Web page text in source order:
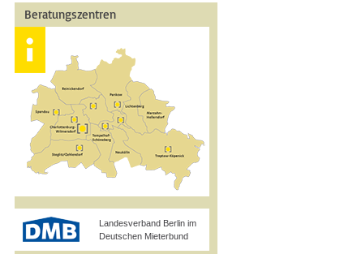
Beratungszentren
Landesverband Berlin im
Deutschen Mieterbund